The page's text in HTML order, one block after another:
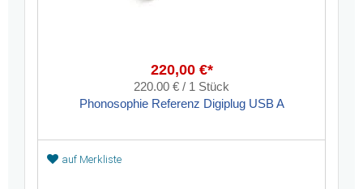
220,00 €*
220.00 € / 1 Stück
Phonosophie Referenz Digiplug USB A
auf Merkliste